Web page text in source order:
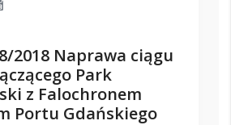
2018 Naprawa ciągu
Park
z Falochronem
Portu Gdańskiego